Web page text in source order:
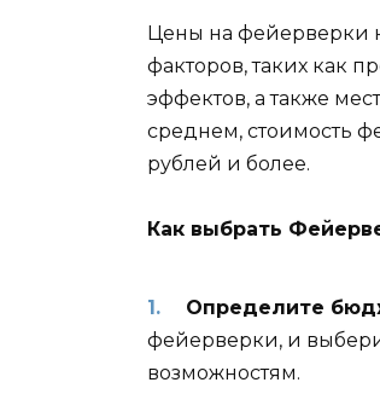
Цены на фейерверки
факторов, таких как
эффектов, а также
среднем, стоимость
рублей и более.
Как выбрать
Определите
фейерверки, и
возможностям.